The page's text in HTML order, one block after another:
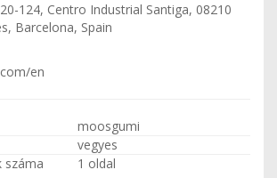
124, Centro Industrial Santiga, 08210
Barcelona, Spain
en
moosgumi
vegyes
száma
1 oldal